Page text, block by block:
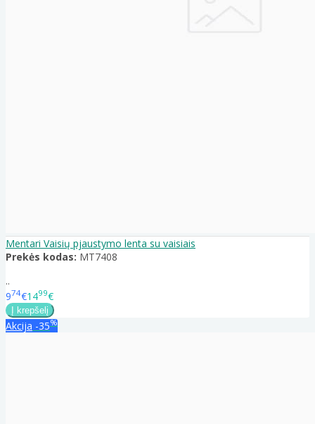
Mentari Vaisių pjaustymo lenta su vaisiais
Prekės kodas: MT7408
..
974€1499€
Akcija -35%